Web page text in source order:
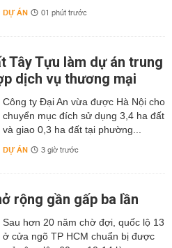
DỰ ÁN 01 phút trước
Tây Tựu làm dự án trung
dịch vụ thương mại
Công ty Đại An vừa được Hà Nội cho
chuyển mục đích sử dụng 3,4 ha đất
và giao 0,3 ha đất tại phường...
DỰ ÁN 3 giờ trước
rộng gần gấp ba lần
Sau hơn 20 năm chờ đợi, quốc lộ 13
ở cửa ngõ TP HCM chuẩn bị được